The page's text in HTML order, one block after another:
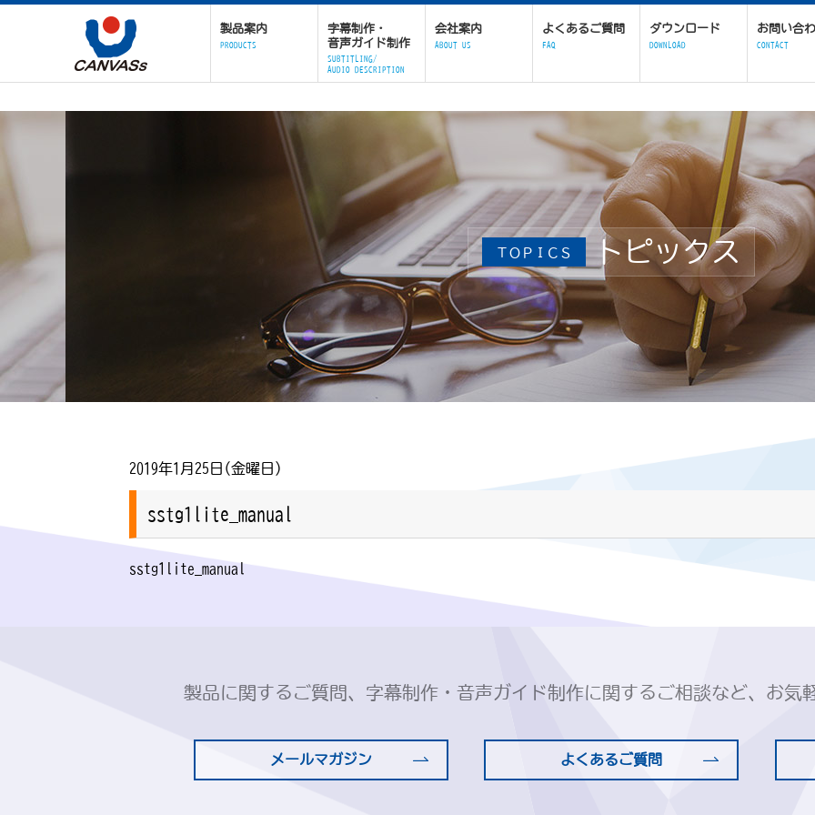
製品案内
PRODUCTS
字幕制作・
音声ガイド制作
SUBTITLING/
AUDIO DESCRIPTION
会社案内
ABOUT US
よくあるご質問
FAQ
ダウンロード
DOWNLOAD
お問い合
CONTACT
ＴＯＰＩＣＳ トピックス
2019年1月25日(金曜日)
sstg1lite_manual
sstg1lite_manual
製品に関するご質問、字幕制作・音声ガイド制作に関するご相談など、お気
メールマガジン よくあるご質問